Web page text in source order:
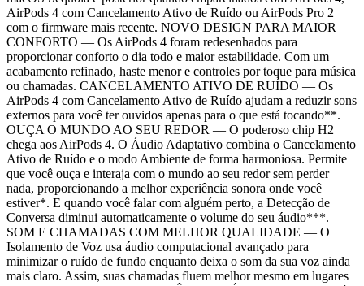
AirPods 4 com Cancelamento Ativo de Ruído ou AirPods Pro 2
com o firmware mais recente. NOVO DESIGN PARA MAIOR
CONFORTO — Os AirPods 4 foram redesenhados para
proporcionar conforto o dia todo e maior estabilidade. Com um
acabamento refinado, haste menor e controles por toque para música
ou chamadas. CANCELAMENTO ATIVO DE RUÍDO — Os
AirPods 4 com Cancelamento Ativo de Ruído ajudam a reduzir sons
externos para você ter ouvidos apenas para o que está tocando**.
OUÇA O MUNDO AO SEU REDOR — O poderoso chip H2
chega aos AirPods 4. O Áudio Adaptativo combina o Cancelamento
Ativo de Ruído e o modo Ambiente de forma harmoniosa. Permite
que você ouça e interaja com o mundo ao seu redor sem perder
nada, proporcionando a melhor experiência sonora onde você
estiver*. E quando você falar com alguém perto, a Detecção de
Conversa diminui automaticamente o volume do seu áudio***.
SOM E CHAMADAS COM MELHOR QUALIDADE — O
Isolamento de Voz usa áudio computacional avançado para
minimizar o ruído de fundo enquanto deixa o som da sua voz ainda
mais claro. Assim, suas chamadas fluem melhor mesmo em lugares